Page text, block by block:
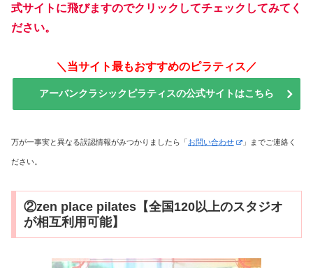
式サイトに飛びますのでクリックしてチェックしてみてく
ださい。
＼当サイト最もおすすめのピラティス／
アーバンクラシックピラティスの公式サイトはこちら
万が一事実と異なる誤認情報がみつかりましたら「お問い合わせ 」までご連絡く
ださい。
②zen place pilates【全国120以上のスタジオ
が相互利用可能】